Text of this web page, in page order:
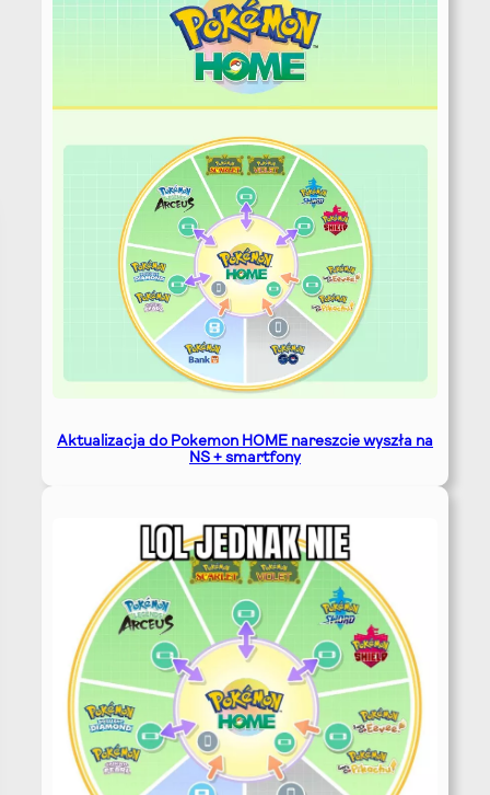
Aktualizacja do Pokemon HOME nareszcie wyszła na
NS + smartfony